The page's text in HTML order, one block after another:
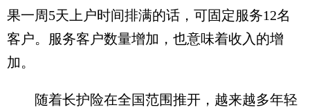
果一周5天上户时间排满的话，可固定服务12名
客户。服务客户数量增加，也意味着收入的增
加。
随着长护险在全国范围推开，越来越多年轻